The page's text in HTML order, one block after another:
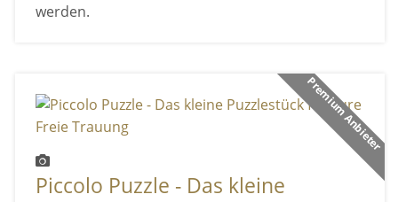
werden.
Premium Anbieter
Piccolo Puzzle - Das kleine